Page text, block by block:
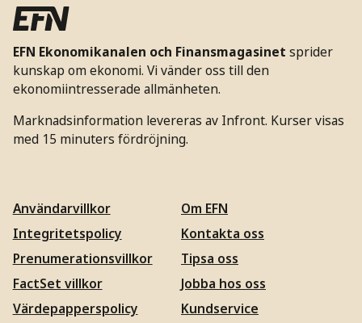
EFN Ekonomikanalen och Finansmagasinet sprider
kunskap om ekonomi. Vi vänder oss till den
ekonomiintresserade allmänheten.
Marknadsinformation levereras av Infront. Kurser visas
med 15 minuters fördröjning.
Användarvillkor
Integritetspolicy
Prenumerationsvillkor
FactSet villkor
Värdepapperspolicy
Om EFN
Kontakta oss
Tipsa oss
Jobba hos oss
Kundservice